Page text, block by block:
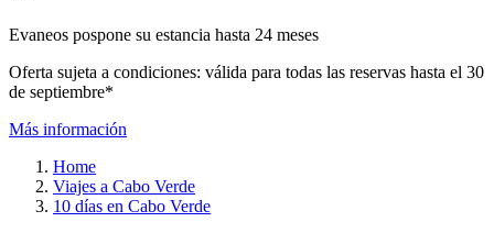
Evaneos pospone su estancia hasta 24 meses
Oferta sujeta a condiciones: válida para todas las reservas hasta el 30
de septiembre*
Más información
Home
Viajes a Cabo Verde
10 días en Cabo Verde